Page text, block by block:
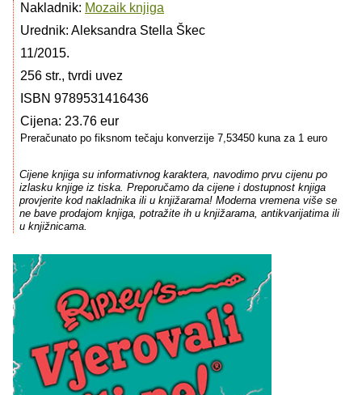
Nakladnik: Mozaik knjiga
Urednik: Aleksandra Stella Škec
11/2015.
256 str., tvrdi uvez
ISBN 9789531416436
Cijena: 23.76 eur
Preračunato po fiksnom tečaju konverzije 7,53450 kuna za 1 euro
Cijene knjiga su informativnog karaktera, navodimo prvu cijenu po
izlasku knjige iz tiska. Preporučamo da cijene i dostupnost knjiga
provjerite kod nakladnika ili u knjižarama! Moderna vremena više se
ne bave prodajom knjiga, potražite ih u knjižarama, antikvarijatima ili
u knjižnicama.